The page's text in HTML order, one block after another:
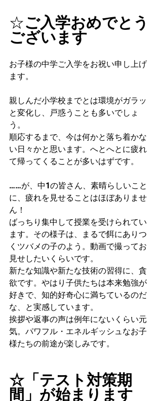
☆ご入学おめでとう
ございます
お子様の中学ご入学をお祝い申し上げ
ます。
親しんだ小学校までとは環境がガラッ
と変化し、戸惑うことも多いでしょ
う。
順応するまで、今は何かと落ち着かな
い日々かと思います。へとへとに疲れ
て帰ってくることが多いはずです。
……が、中1の皆さん、素晴らしいこと
に、疲れを見せることはほぼありませ
ん！
ばっちり集中して授業を受けられてい
ます。その様子は、まるで餌にありつ
くツバメの子のよう。動画で撮ってお
見せしたいくらいです。
新たな知識や新たな技術の習得に、貪
欲です。やはり子供たちは本来勉強が
好きで、知的好奇心に満ちているのだ
な、と実感しています。
挨拶や返事の声は例年にないくらい元
気。パワフル・エネルギッシュなお子
様たちの前途が楽しみです。
☆「テスト対策期
間」が始まります